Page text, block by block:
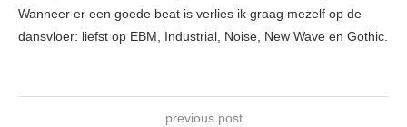
Wanneer er een goede beat is verlies ik graag mezelf op de
dansvloer: liefst op EBM, Industrial, Noise, New Wave en Gothic.
previous post